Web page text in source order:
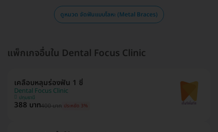
ดูหมวด จัดฟันแบบโลหะ (Metal Braces)
แพ็กเกจอื่นใน Dental Focus Clinic
เคลือบหลุมร่องฟัน 1 ซี่
Dental Focus Clinic
ปทุมธานี
388 บาท400 บาท ประหยัด 3%